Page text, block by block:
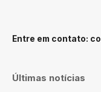
Entre em contato:
Últimas notícias